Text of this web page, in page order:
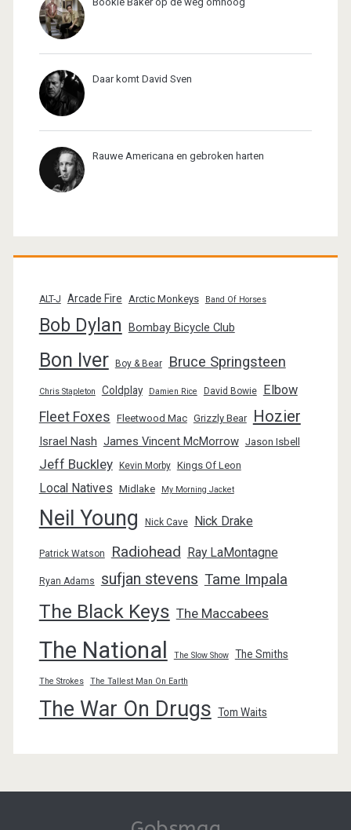
Daar komt David Sven
Rauwe Americana en gebroken harten
ALT-J Arcade Fire Arctic Monkeys Band Of Horses
Bob Dylan Bombay Bicycle Club
Bon Iver Boy & Bear Bruce Springsteen
Chris Stapleton Coldplay Damien Rice David Bowie Elbow
Fleet Foxes Fleetwood Mac Grizzly Bear Hozier
Israel Nash James Vincent McMorrow Jason Isbell
Jeff Buckley Kevin Morby Kings Of Leon
Local Natives Midlake My Morning Jacket
Neil Young Nick Cave Nick Drake
Patrick Watson Radiohead Ray LaMontagne
Ryan Adams sufjan stevens Tame Impala
The Black Keys The Maccabees
The National The Slow Show The Smiths
The Strokes The Tallest Man On Earth
The War On Drugs Tom Waits